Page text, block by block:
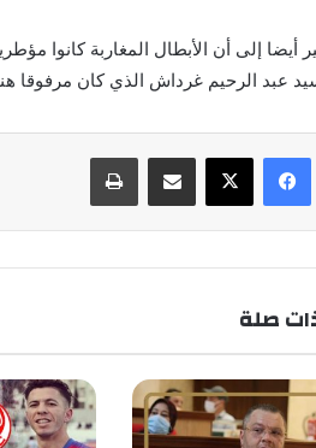
أيضا إلى أن الأبطال المغاربة كانوا
عبد الرحيم غرداش الذي كان مرفوقا
فيسبوك
صلة